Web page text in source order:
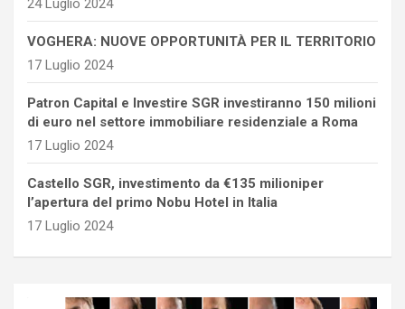
24 Luglio 2024
VOGHERA: NUOVE OPPORTUNITÀ PER IL TERRITORIO
17 Luglio 2024
Patron Capital e Investire SGR investiranno 150 milioni
di euro nel settore immobiliare residenziale a Roma
17 Luglio 2024
Castello SGR, investimento da €135 milioniper
l’apertura del primo Nobu Hotel in Italia
17 Luglio 2024